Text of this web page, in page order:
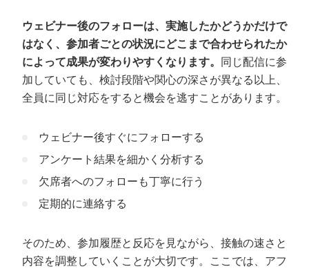
ウェビナー後のフォローは、実施したかどうかだけで
はなく、参加者ごとの状況にどこまで合わせられたか
によって成果が変わりやすくなります。
同じ配信に参
加していても、検討段階や関心の深さが異なる以上、
全員に同じ対応をすると機会を逃すことがあります。
ウェビナー後すぐにフォローする
アンケート結果を細かく分析する
欠席者へのフォローも丁寧に行う
定期的に連絡する
そのため、参加履歴と反応を見ながら、接触の速さと
内容を調整していくことが大切です。ここでは、アフ